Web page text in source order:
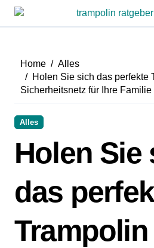
Zum
Inhalt
Home
Alles
Holen Sie sich das perfekte
Sicherheitsnetz für Ihre Familie
Alles
Holen Sie
das